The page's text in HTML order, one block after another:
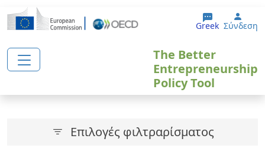
Παράκαμψη προς το κυρίως περιεχόμενο
Greek User
Σύνδεση
The Better
Entrepreneurship
Policy Tool
Επιλογές φιλτραρίσματος